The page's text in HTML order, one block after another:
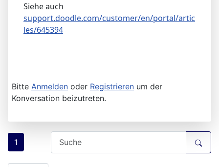
Siehe auch
support.doodle.com/customer/en/portal/artic
les/645394
Bitte Anmelden oder Registrieren um der
Konversation beizutreten.
1